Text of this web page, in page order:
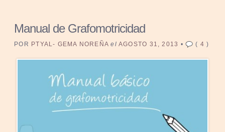
Manual de Grafomotricidad
POR PTYAL- GEMA NOREÑA el AGOSTO 31, 2013 • ( 4 )